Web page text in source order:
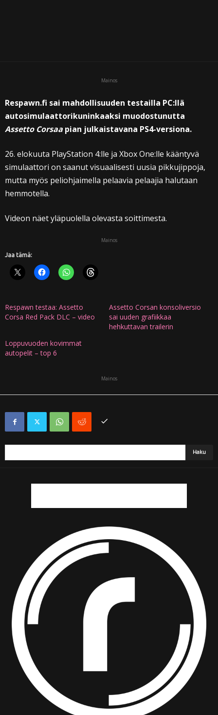
Mainos
Respawn.fi sai mahdollisuuden testailla PC:llä
autosimulaattorikuninkaaksi muodostunutta
Assetto Corsaa pian julkaistavana PS4-versiona.
26. elokuuta PlayStation 4:lle ja Xbox One:lle kääntyvä
simulaattori on saanut visuaalisesti uusia pikkujippoja,
mutta myös peliohjaimella pelaavia pelaajia halutaan
hemmotella.
Videon näet yläpuolella olevasta soittimesta.
Mainos
Jaa tämä:
Respawn testaa: Assetto
Corsa Red Pack DLC – video
Assetto Corsan konsoliversio
sai uuden grafiikkaa
hehkuttavan trailerin
Loppuvuoden kovimmat
autopelit – top 6
Mainos